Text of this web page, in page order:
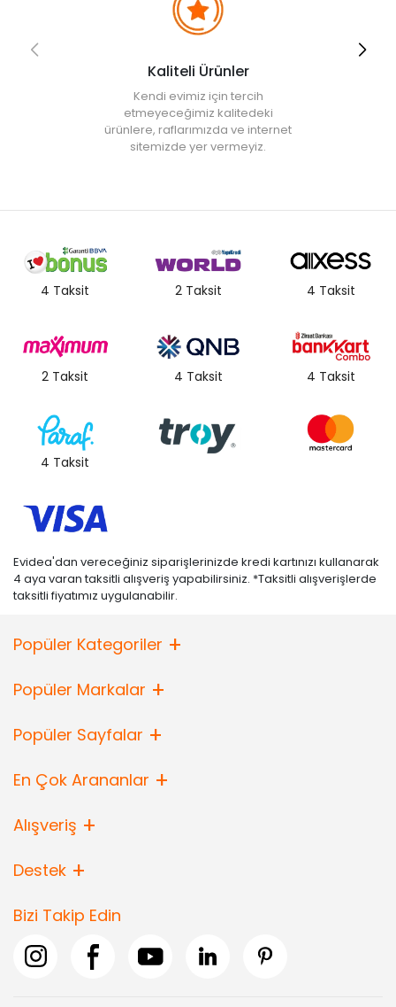
Kaynamayı Kapatan Güvenlik Sistemi
Su ısıtıcısı su kaynatıldıktan sonra otomatik olarak durur. Cihazın
boş yere çalışmasını önleyerek elektrik tasarrufu sağalar.
Elektrik arızalarının önüne geçerek cihazı güvenle kullanma
• " Ürün görsellerinde ışık, ortam ve dijital düzenlemelere bağlı
Kaliteli Ürünler
Kendi evimiz için tercih
etmeyeceğimiz kalitedeki
ürünlere, raflarımızda ve internet
sitemizde yer vermeyiz.
4 Taksit 2 Taksit 4 Taksit
2 Taksit 4 Taksit 4 Taksit
4 Taksit
Evidea'dan vereceğiniz siparişlerinizde kredi kartınızı kullanarak
4 aya varan taksitli alışveriş yapabilirsiniz. *Taksitli alışverişlerde
taksitli fiyatımız uygulanabilir.
Popüler Kategoriler
Popüler Markalar
Popüler Sayfalar
En Çok Arananlar
Alışveriş
Destek
Bizi Takip Edin